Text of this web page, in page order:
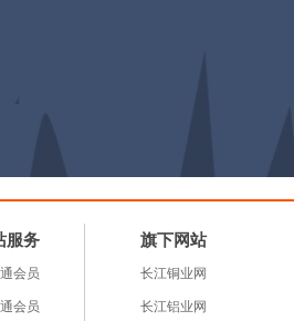
服务
会员
会员
旗下网站
长江铜业网
长江铝业网